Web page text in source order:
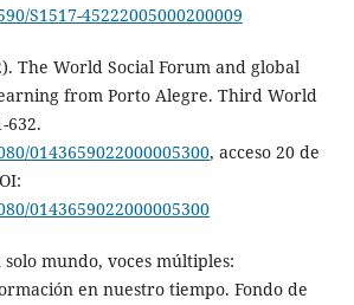
S1517-45222005000200009
The World Social Forum and global
from Porto Alegre. Third World
632.
0143659022000005300, acceso 20 de
0143659022000005300
solo mundo, voces múltiples:
en nuestro tiempo. Fondo de